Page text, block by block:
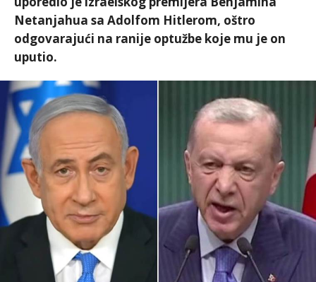
Netanjahua sa Adolfom Hitlerom, oštro
odgovarajući na ranije optužbe koje mu je on
uputio.